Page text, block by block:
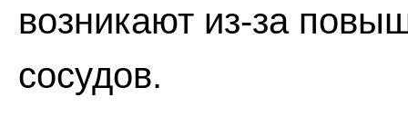
возникают из-за
сосудов.